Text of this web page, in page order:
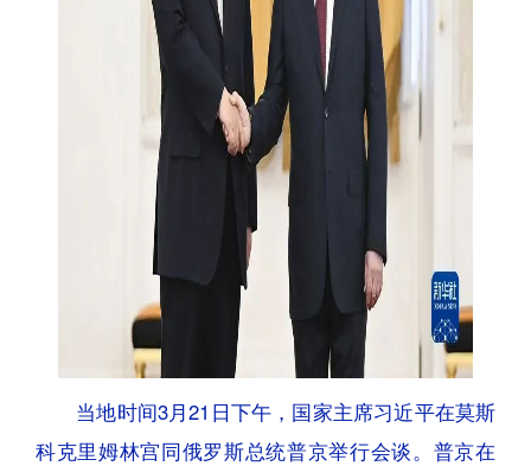
当地时间3月21日下午，国家主席习近平在莫斯
科克里姆林宫同俄罗斯总统普京举行会谈。普京在